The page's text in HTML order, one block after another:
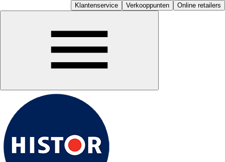
Klantenservice Verkooppunten Online retailers